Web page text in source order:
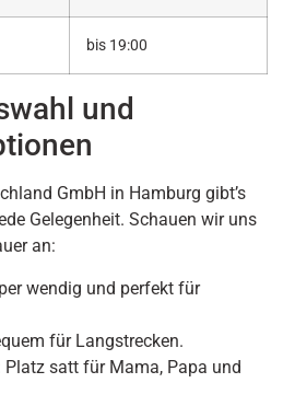
bis 19:00
und
GmbH in Hamburg gibt’s
Gelegenheit. Schauen wir uns
an:
wendig und perfekt für
für Langstrecken.
Platz satt für Mama, Papa und